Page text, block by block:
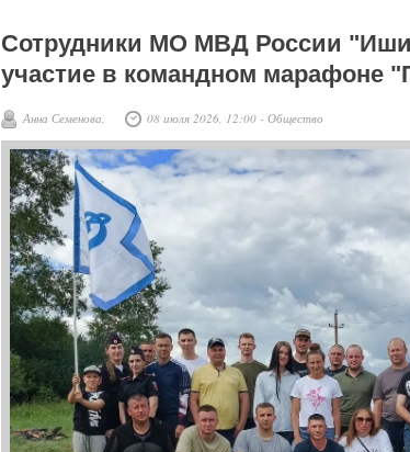
Сотрудники МО МВД России
участие в командном марафоне
Анна Семенова, 08 июля 2026, 12:00 - Общество